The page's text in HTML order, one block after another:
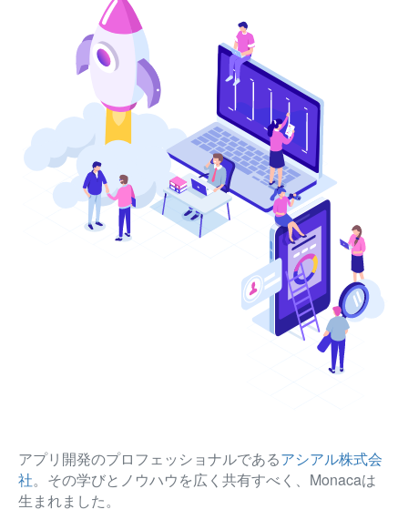
アプリ開発のプロフェッショナルであるアシアル株式会
社。その学びとノウハウを広く共有すべく、Monacaは
生まれました。